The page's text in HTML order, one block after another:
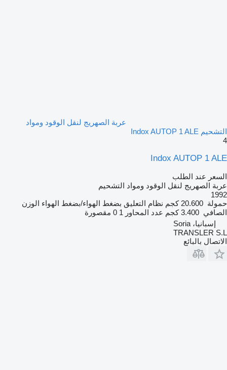
عربة الصهريج لنقل الوقود ومواد
التشحيم Indox AUTOP 1 ALE
4
Indox AUTOP 1 ALE
السعر عند الطلب
عربة الصهريج لنقل الوقود ومواد التشحيم
1992
حمولة 20.600 كجم نظام التعليق بضغط الهواء/بضغط الهواء الوزن
الصافي 3.400 كجم عدد المحاور 1 0 مقصورة
إسبانيا، Soria
TRANSLER S.L
الاتصال بالبائع